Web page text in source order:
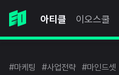
아티클 이오스쿨
#마케팅 #사업전략 #마인드셋